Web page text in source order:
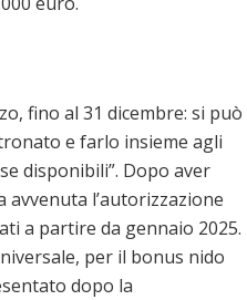
fino al 31 dicembre: si può
e farlo insieme agli
disponibili”. Dopo aver
l’autorizzazione
a partire da gennaio 2025.
per il bonus nido
dopo la